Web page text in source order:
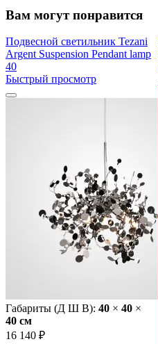
Вам могут понравится
Подвесной светильник Tezani
Argent Suspension Pendant lamp
40
Быстрый просмотр
Габариты (Д Ш В): 40 × 40 ×
40 cм
16 140 ₽